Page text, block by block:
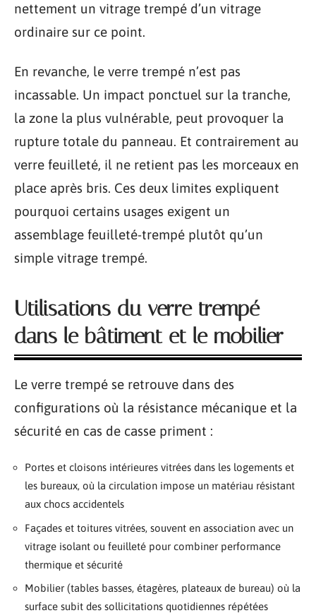
nettement un vitrage trempé d’un vitrage
ordinaire sur ce point.
En revanche, le verre trempé n’est pas
incassable. Un impact ponctuel sur la tranche,
la zone la plus vulnérable, peut provoquer la
rupture totale du panneau. Et contrairement au
verre feuilleté, il ne retient pas les morceaux en
place après bris. Ces deux limites expliquent
pourquoi certains usages exigent un
assemblage feuilleté-trempé plutôt qu’un
simple vitrage trempé.
Utilisations du verre trempé
dans le bâtiment et le mobilier
Le verre trempé se retrouve dans des
configurations où la résistance mécanique et la
sécurité en cas de casse priment :
Portes et cloisons intérieures vitrées dans les logements et
les bureaux, où la circulation impose un matériau résistant
aux chocs accidentels
Façades et toitures vitrées, souvent en association avec un
vitrage isolant ou feuilleté pour combiner performance
thermique et sécurité
Mobilier (tables basses, étagères, plateaux de bureau) où la
surface subit des sollicitations quotidiennes répétées